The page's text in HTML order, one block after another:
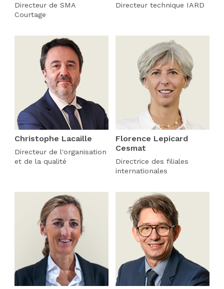
Directeur de SMA
Courtage
Directeur technique IARD
Christophe Lacaille
Directeur de l'organisation
et de la qualité
Florence Lepicard
Cesmat
Directrice des filiales
internationales